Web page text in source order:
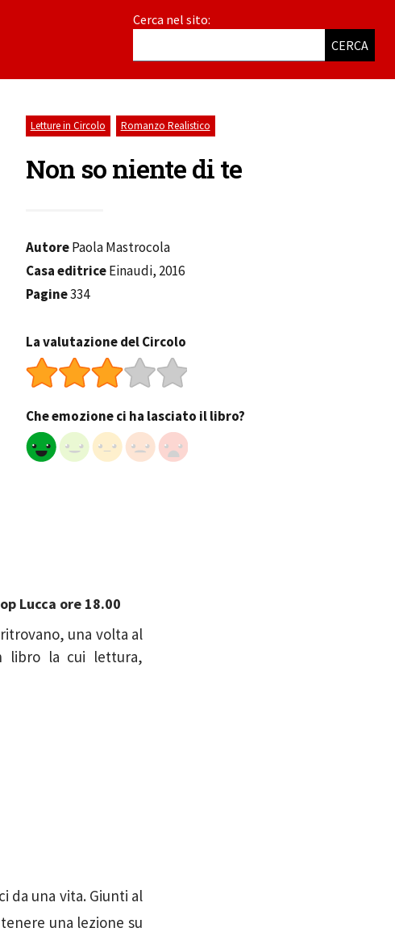
Cerca nel sito:
CERCA
Letture in Circolo Romanzo Realistico
Non so niente di te
AutorePaola Mastrocola
Casa editriceEinaudi, 2016
Pagine334
La valutazione del Circolo
Che emozione ci ha lasciato il libro?
Lucca ore 18.00
una volta al
libro la cui lettura,
da una vita. Giunti al
una lezione su